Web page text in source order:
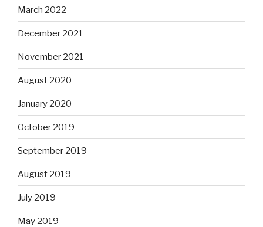
March 2022
December 2021
November 2021
August 2020
January 2020
October 2019
September 2019
August 2019
July 2019
May 2019